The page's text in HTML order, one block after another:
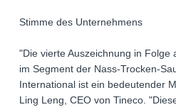
Stimme des Unternehmens
"Die vierte Auszeichnung in Folge
im Segment der Nass-Trocken-
International ist ein bedeutender
Ling Leng, CEO von Tineco.